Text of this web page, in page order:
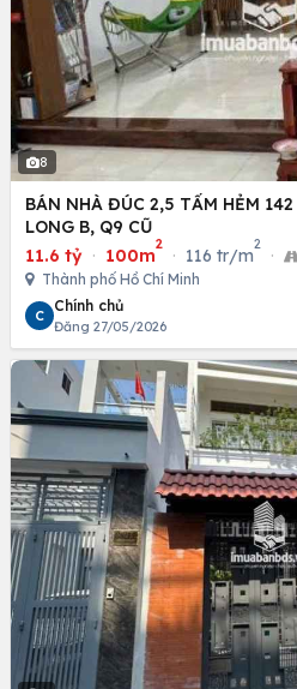
8
BÁN NHÀ ĐÚC 2,5 TẤM HẺM
LONG B, Q9 CŨ
11.6 tỷ · 100m
2
· 116 tr/m
2
·
Thành phố Hồ Chí Minh
C
Chính chủ
Đăng 27/05/2026